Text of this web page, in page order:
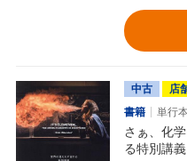
中古
店
書籍
単行
さぁ、化
る特別講義